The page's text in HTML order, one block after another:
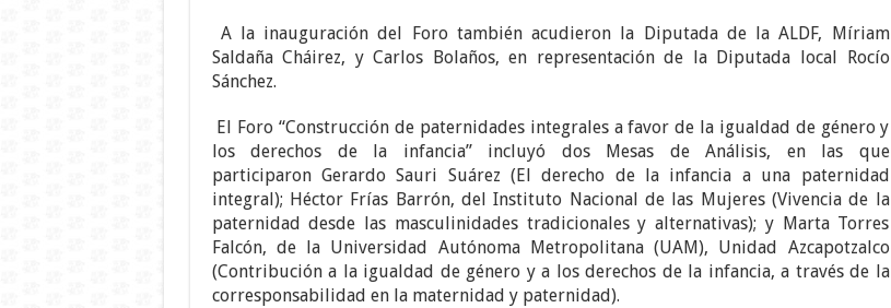
A la inauguración del Foro también acudieron la Diputada de la ALDF, Míriam
Saldaña Cháirez, y Carlos Bolaños, en representación de la Diputada local Rocío
Sánchez.
El Foro “Construcción de paternidades integrales a favor de la igualdad de género y
los derechos de la infancia” incluyó dos
Mesas de Análisis, en las que
participaron Gerardo Sauri Suárez (El derecho de la infancia a una paternidad
integral); Héctor Frías Barrón, del Instituto Nacional de las Mujeres (Vivencia de la
paternidad desde las masculinidades tradicionales y alternativas); y Marta Torres
Falcón, de la Universidad Autónoma Metropolitana (UAM), Unidad Azcapotzalco
(Contribución a la igualdad de género y a los derechos de la infancia, a través de la
corresponsabilidad en la maternidad y paternidad).